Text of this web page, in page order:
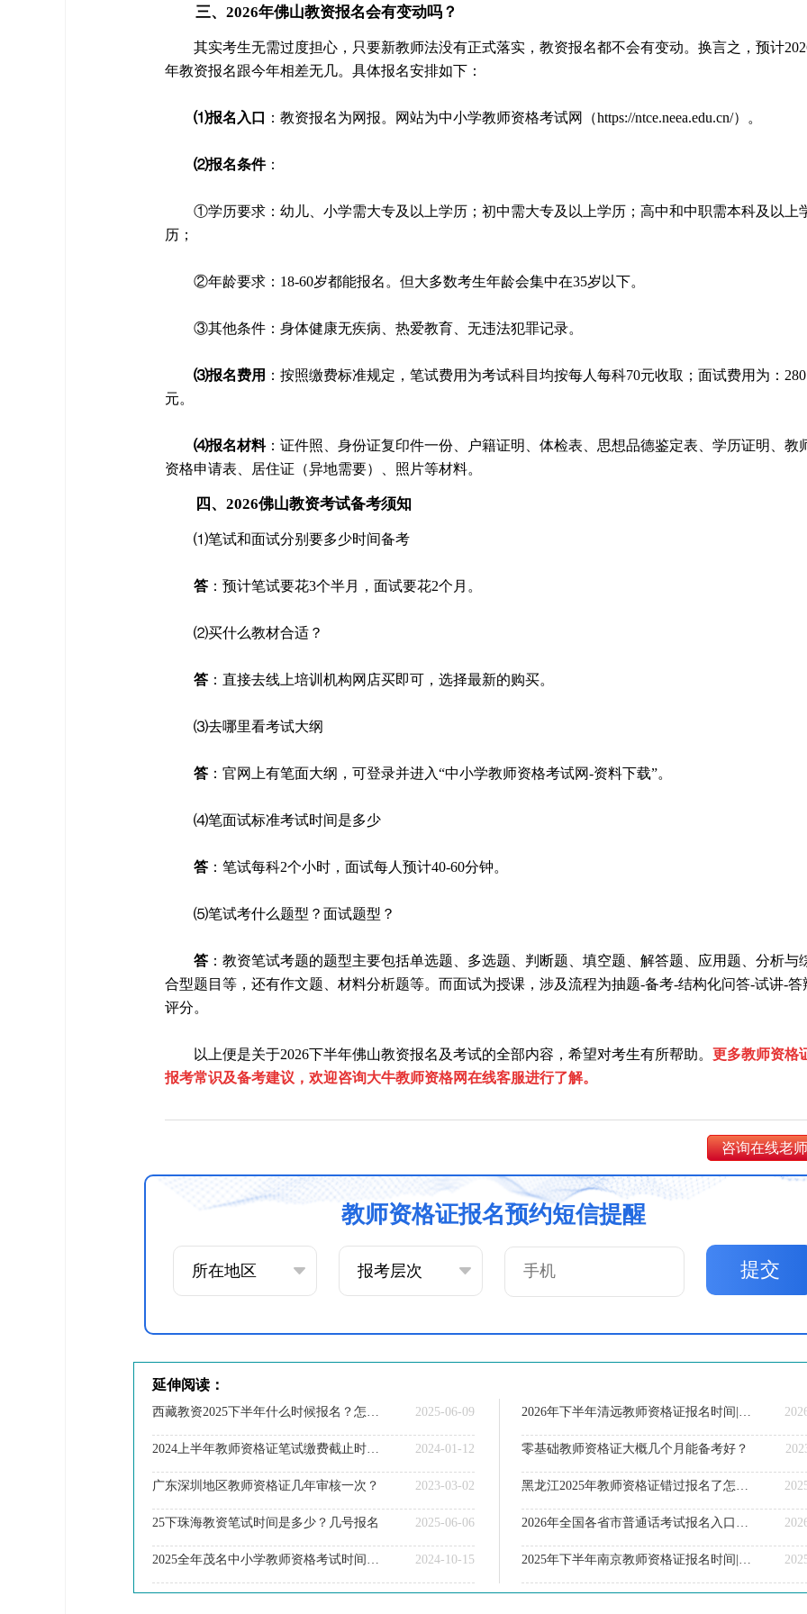
三、2026年佛山教资报名会有变动吗？
其实考生无需过度担心，只要新教师法没有正式落实，教资报名都不会有变动。换言之，预计
年教资报名跟今年相差无几。具体报名安排如下：
⑴报名入口 ：教资报名为网报。网站为中小学教师资格考试网（https://ntce.neea.edu.cn/）。
⑵报名条件：
①学历要求：幼儿、小学需大专及以上学历；初中需大专及以上学历；高中和中职需本科及以上
历；
②年龄要求：18-60岁都能报名。但大多数考生年龄会集中在35岁以下。
③其他条件：身体健康无疾病、热爱教育、无违法犯罪记录。
⑶报名费用 ：按照缴费标准规定，笔试费用为考试科目均按每人每科70元收取；面试费用为：280
元。
⑷报名材料：证件照、身份证复印件一份、户籍证明、体检表、思想品德鉴定表、学历证明、教
资格申请表、居住证（异地需要）、照片等材料。
四、2026佛山教资考试备考须知
⑴笔试和面试分别要多少时间备考
答 ：预计笔试要花3个半月，面试要花2个月。
⑵买什么教材合适？
答 ：直接去线上培训机构网店买即可，选择最新的购买。
⑶去哪里看考试大纲
答 ：官网上有笔面大纲，可登录并进入“中小学教师资格考试网-资料下载”。
⑷笔面试标准考试时间是多少
答 ：笔试每科2个小时，面试每人预计40-60分钟。
⑸笔试考什么题型？面试题型？
答 ：教资笔试考题的题型主要包括单选题、多选题、判断题、填空题、解答题、应用题、分析与
合型题目等，还有作文题、材料分析题等。而面试为授课，涉及流程为抽题-备考-结构化问答-试讲-答
评分。
以上便是关于2026下半年佛山教资报名及考试的全部内容，希望对考生有所帮助。 更多教师资格
报考常识及备考建议，欢迎咨询大牛教师资格网在线客服进行了解。
咨询在线老师
教师资格证报名预约短信提醒
提交
延伸阅读：
2025-06-09
2024-01-12
广东深圳地区教师资格证几年审核一次？ 2023-03-02
25下珠海教资笔试时间是多少？几号报名 2025-06-06
2024-10-15
零基础教师资格证大概几个月能备考好？